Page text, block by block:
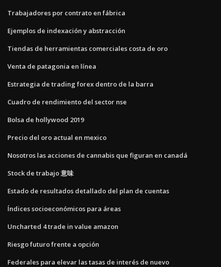
Trabajadores por contrato en fábrica
Ejemplos de indexación y abstracción
Tiendas de herramientas comerciales costa de oro
Venta de patagonia en línea
Estrategia de trading forex dentro de la barra
Cuadro de rendimiento del sector nse
Bolsa de hollywood 2019
Precio del oro actual en mexico
Nosotros las acciones de cannabis que figuran en canadá
Stock de trabajo 意味
Estado de resultados detallado del plan de cuentas
Índices socioeconómicos para áreas
Uncharted 4 trade in value amazon
Riesgo futuro frente a opción
Federales para elevar las tasas de interés de nuevo